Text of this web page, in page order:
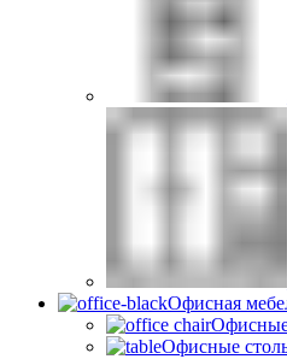
Офисная
Офисные
Офисные